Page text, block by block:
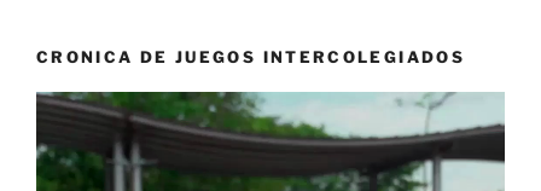
CRONICA DE JUEGOS INTERCOLEGIADOS
Reproductor
vídeo